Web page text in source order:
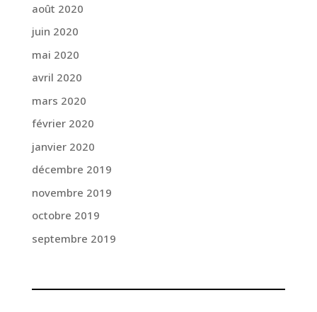
août 2020
juin 2020
mai 2020
avril 2020
mars 2020
février 2020
janvier 2020
décembre 2019
novembre 2019
octobre 2019
septembre 2019